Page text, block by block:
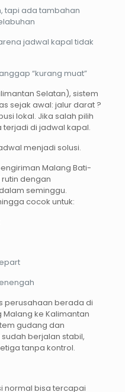
tapi ada tambahan
jadwal kapal tidak
“kurang muat”
Selatan), sistem
sejak awal: jalur darat ?
lokal. Jika salah pilih
di jadwal kapal.
menjadi solusi.
Malang Bati-
dengan
seminggu.
cocok untuk:
perusahaan berada di
ke Kalimantan
gudang dan
berjalan stabil,
tanpa kontrol.
normal bisa tercapai